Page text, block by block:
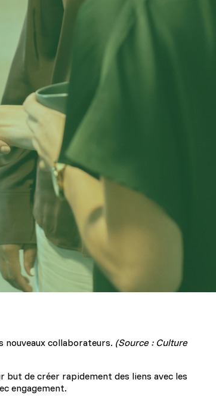
collaborateurs. (Source : Culture
but de créer rapidement des liens avec les
engagement.